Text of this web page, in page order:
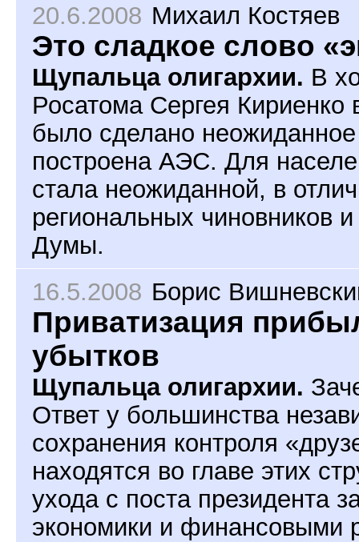
20.6.2008 Михаил Костяев
Это сладкое слово
Щупальца олигархии. В
Росатома Сергея Кириенко
было сделано
построена АЭС. Для
стала неожиданной, в
региональных чиновников
Думы.
16.5.2008 Борис
Приватизация
убытков
Щупальца олигархии.
Ответ у большинства
сохранения контроля
находятся во главе этих
ухода с поста президента
экономики и финансовыми